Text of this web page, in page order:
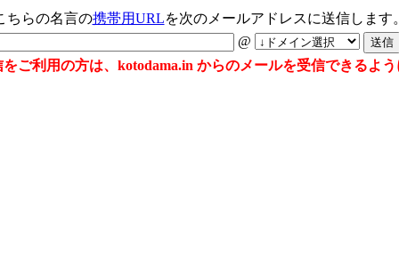
ちらの名言の携帯用URLを次のメールアドレスに送信します。
@
ご利用の方は、kotodama.in からのメールを受信できるよう